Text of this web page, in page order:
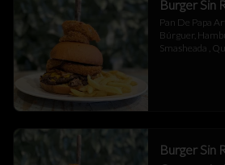
Burger Sin
Pan De Papa
Búrguer,
Smasheada ,
Burger Sin